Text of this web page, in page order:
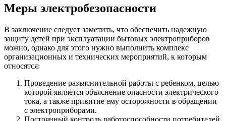
Меры электробезопасности
В заключение следует заметить, что обеспечить надежную
защиту детей при эксплуатации бытовых электроприборов
можно, однако для этого нужно выполнить комплекс
организационных и технических мероприятий, к которым
относятся:
Проведение разъяснительной работы с ребенком, целью
которой является объяснение опасности электрического
тока, а также привитие ему осторожности в обращении
с электроприборами.
Постоянный контроль работоспособности потребителей